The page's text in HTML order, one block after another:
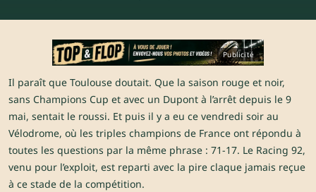
Publicité
Il paraît que Toulouse doutait. Que la saison rouge et noir,
sans Champions Cup et avec un Dupont à l’arrêt depuis le 9
mai, sentait le roussi. Et puis il y a eu ce vendredi soir au
Vélodrome, où les triples champions de France ont répondu à
toutes les questions par la même phrase : 71-17. Le Racing 92,
venu pour l’exploit, est reparti avec la pire claque jamais reçue
à ce stade de la compétition.